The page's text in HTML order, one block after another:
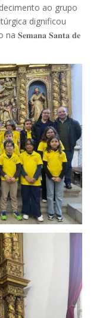
ao grupo
dignificou
𝐒𝐞𝐦𝐚𝐧𝐚 𝐒𝐚𝐧𝐭𝐚 𝐝𝐞